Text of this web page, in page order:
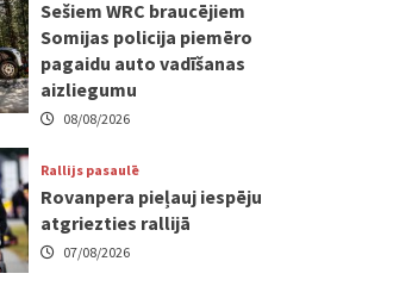
Sešiem WRC braucējiem
Somijas policija piemēro
pagaidu auto vadīšanas
aizliegumu
08/08/2026
Rallijs pasaulē
Rovanpera pieļauj iespēju
atgriezties rallijā
07/08/2026